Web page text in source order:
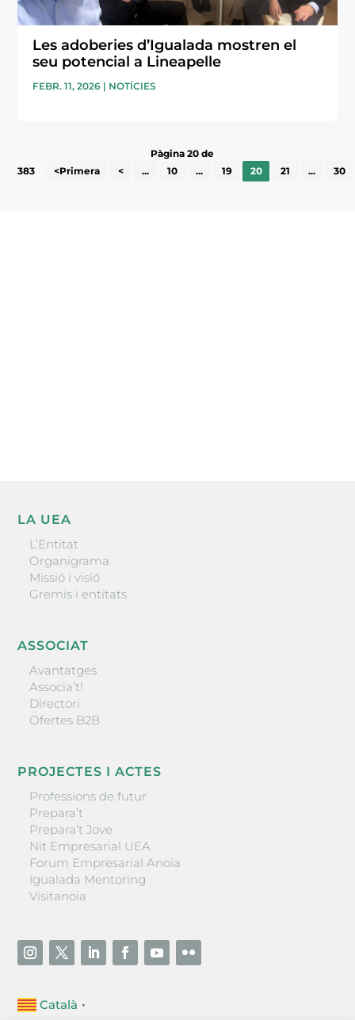
Les adoberies d’Igualada mostren el
seu potencial a Lineapelle
FEBR. 11, 2026 | NOTÍCIES
Pàgina 20 de
383
<Primera < ... 10 ... 19 20 21 ... 30
LA UEA
L’Entitat
Organigrama
Missió i visió
Gremis i entitats
ASSOCIAT
Avantatges
Associa’t!
Directori
Ofertes B2B
PROJECTES I ACTES
Professions de futur
Prepara’t
Prepara’t Jove
Nit Empresarial UEA
Forum Empresarial Anoia
Igualada Mentoring
Visitanoia
Català ▼